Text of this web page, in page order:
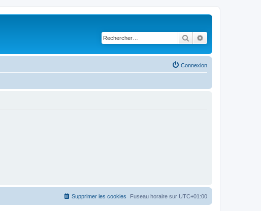
Rechercher
Connexion
Fuseau horaire sur UTC+01:00
Supprimer les cookies